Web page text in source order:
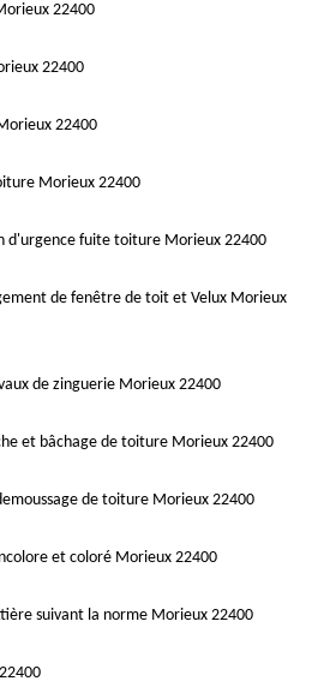
22400
22400
22400
Morieux 22400
d'urgence fuite toiture Morieux 22400
de fenêtre de toit et Velux Morieux
de zinguerie Morieux 22400
et bâchage de toiture Morieux 22400
de toiture Morieux 22400
et coloré Morieux 22400
suivant la norme Morieux 22400